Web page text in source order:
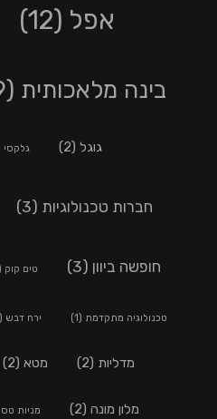
אפל (12)
בינה מלאכותית (9)
גוגל (2) גלקסי
חברות טכנולוגיות (3)
חופשה ביוון (3) טים קוק (1)
טכנולוגיה מתקדמת (1) ירח דבש (1)
מדליות (2) מטא (2)
מלון מונה (2) מניות